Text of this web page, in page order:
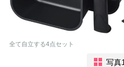
全て自立する4点セット
写真